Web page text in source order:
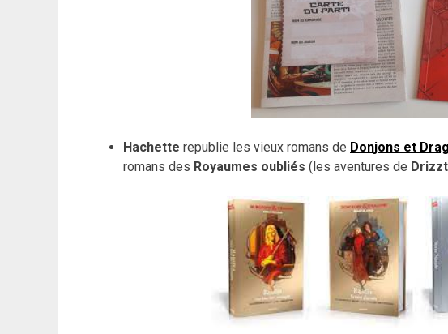
Hachette republie les vieux romans de Donjons et
romans des Royaumes oubliés (les aventures de Drizzt